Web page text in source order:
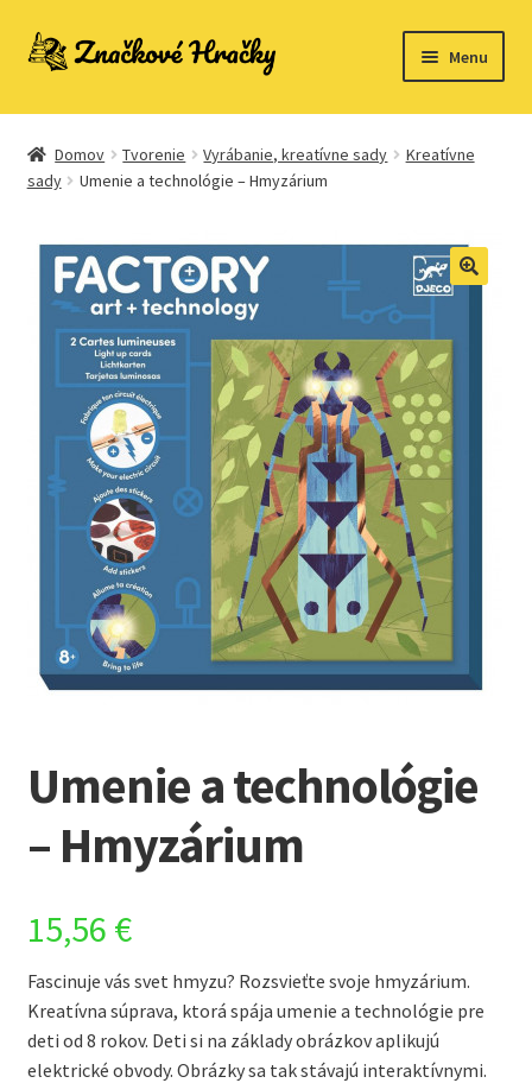
Preskočiť
Preskočiť
Menu
Domovská stránka
Kontakt
Ukážka strany
Domov Tvorenie Vyrábanie, kreatívne sady
Kreatívne
sady
Umenie a technológie – Hmyzárium
Umenie a technológie
– Hmyzárium
15,56 €
Fascinuje vás svet hmyzu? Rozsvieťte svoje hmyzárium.
Kreatívna súprava, ktorá spája umenie a technológie pre
deti od 8 rokov. Deti si na základy obrázkov aplikujú
elektrické obvody. Obrázky sa tak stávajú interaktívnymi.